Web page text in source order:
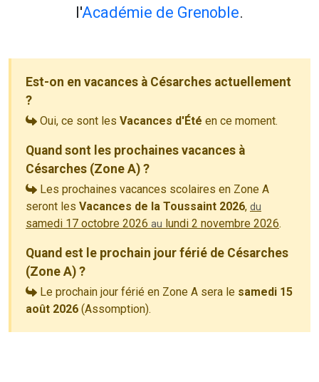
l'Académie de Grenoble.
Est-on en vacances à Césarches actuellement
?
Oui, ce sont les Vacances d'Été en ce moment.
Quand sont les prochaines vacances à
Césarches (Zone A) ?
Les prochaines vacances scolaires en Zone A
seront les Vacances de la Toussaint 2026, du
samedi 17 octobre 2026 au lundi 2 novembre 2026.
Quand est le prochain jour férié de Césarches
(Zone A) ?
Le prochain jour férié en Zone A sera le samedi 15
août 2026 (Assomption).